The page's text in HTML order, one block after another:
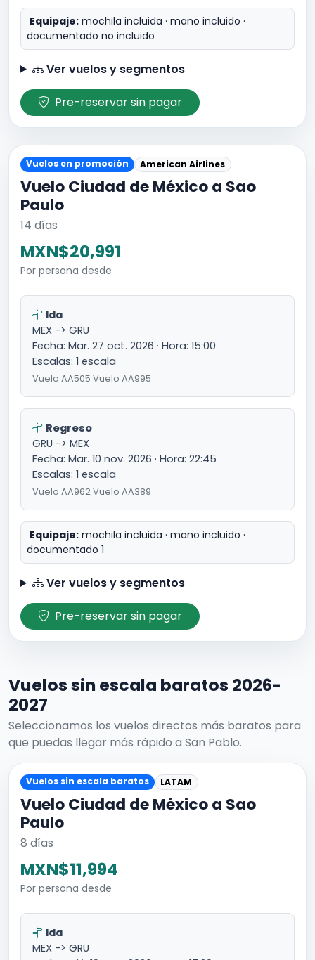
Equipaje: mochila incluida · mano incluido ·
documentado no incluido
Ver vuelos y segmentos
Pre-reservar sin pagar
Vuelos en promoción American Airlines
Vuelo Ciudad de México a Sao
Paulo
14 días
MXN$20,991
Por persona desde
Ida
MEX -> GRU
Fecha: Mar. 27 oct. 2026 · Hora: 15:00
Escalas: 1 escala
Vuelo AA505 Vuelo AA995
Regreso
GRU -> MEX
Fecha: Mar. 10 nov. 2026 · Hora: 22:45
Escalas: 1 escala
Vuelo AA962 Vuelo AA389
Equipaje: mochila incluida · mano incluido ·
documentado 1
Ver vuelos y segmentos
Pre-reservar sin pagar
Vuelos sin escala baratos 2026-
2027
Seleccionamos los vuelos directos más baratos para
que puedas llegar más rápido a San Pablo.
Vuelos sin escala baratos LATAM
Vuelo Ciudad de México a Sao
Paulo
8 días
MXN$11,994
Por persona desde
Ida
MEX -> GRU